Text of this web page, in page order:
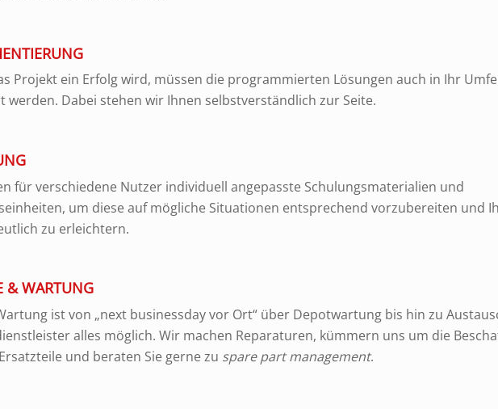
Projekt ein Erfolg wird, müssen die programmierten Lösungen auch in Ihr
werden. Dabei stehen wir Ihnen selbstverständlich zur Seite.
für verschiedene Nutzer individuell angepasste Schulungsmaterialien und
um diese auf mögliche Situationen entsprechend vorzubereiten und
zu erleichtern.
& WARTUNG
ist von „next businessday vor Ort“ über Depotwartung bis hin zu
alles möglich. Wir machen Reparaturen, kümmern uns um die
und beraten Sie gerne zu spare part management.